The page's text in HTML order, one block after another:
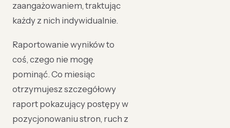
zaangażowaniem, traktując
każdy z nich indywidualnie.
Raportowanie wyników to
coś, czego nie mogę
pominąć. Co miesiąc
otrzymujesz szczegółowy
raport pokazujący postępy w
pozycjonowaniu stron, ruch z